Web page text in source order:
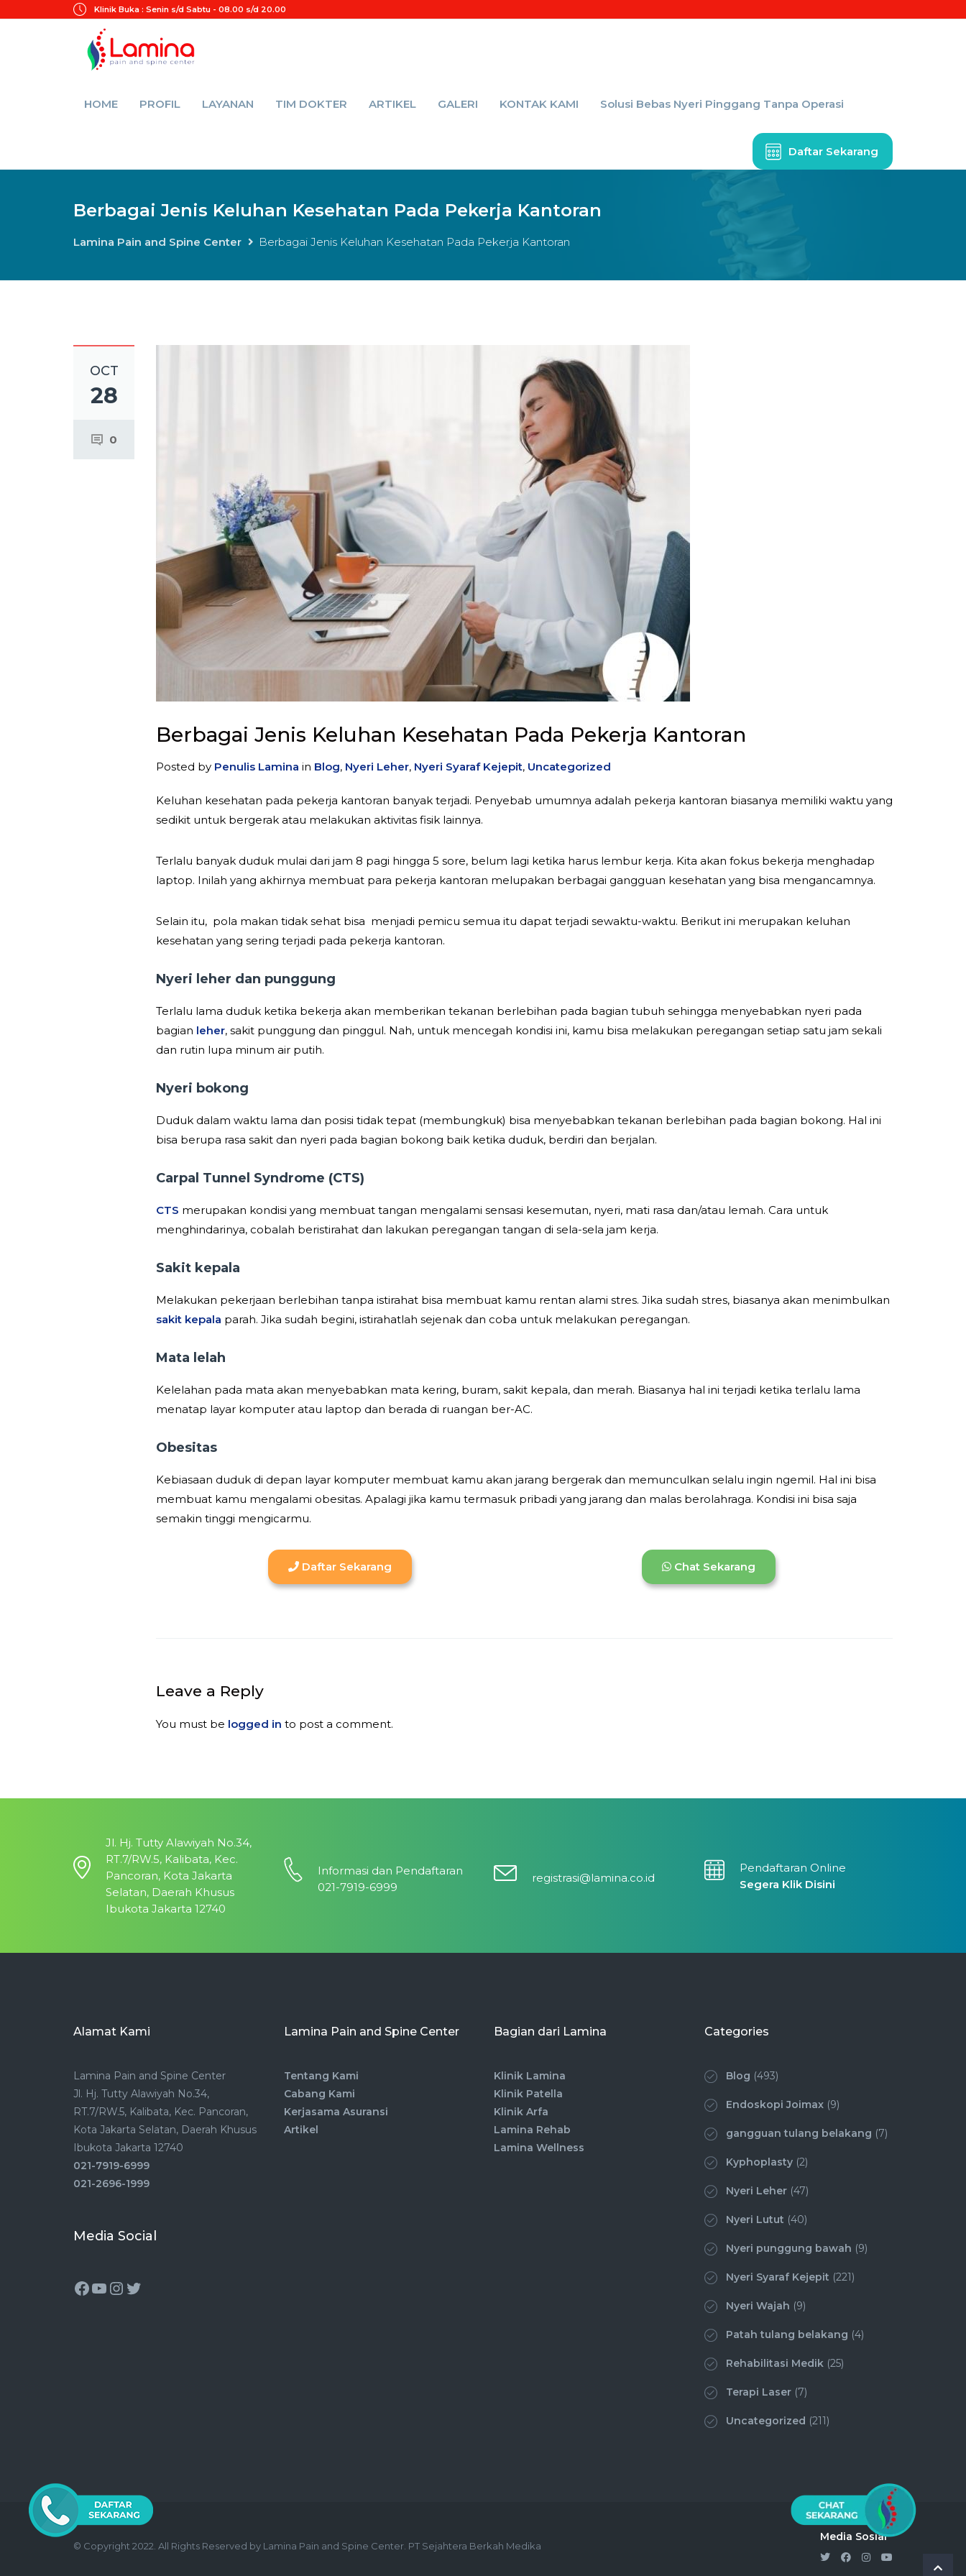
Klinik Buka : Senin s/d Sabtu - 08.00 s/d 20.00
HOME PROFIL LAYANAN TIM DOKTER ARTIKEL GALERI KONTAK KAMI Solusi Bebas Nyeri Pinggang Tanpa Operasi
Daftar Sekarang
Berbagai Jenis Keluhan Kesehatan Pada Pekerja Kantoran
Lamina Pain and Spine Center Berbagai Jenis Keluhan Kesehatan Pada Pekerja Kantoran
OCT
28
0
Berbagai Jenis Keluhan Kesehatan Pada Pekerja Kantoran
Posted by Penulis Lamina in Blog, Nyeri Leher, Nyeri Syaraf Kejepit, Uncategorized
Keluhan kesehatan pada pekerja kantoran banyak terjadi. Penyebab umumnya adalah pekerja kantoran biasanya memiliki waktu yang
sedikit untuk bergerak atau melakukan aktivitas fisik lainnya.
Terlalu banyak duduk mulai dari jam 8 pagi hingga 5 sore, belum lagi ketika harus lembur kerja. Kita akan fokus bekerja menghadap
laptop. Inilah yang akhirnya membuat para pekerja kantoran melupakan berbagai gangguan kesehatan yang bisa mengancamnya.
Selain itu, pola makan tidak sehat bisa menjadi pemicu semua itu dapat terjadi sewaktu-waktu. Berikut ini merupakan keluhan
kesehatan yang sering terjadi pada pekerja kantoran.
Nyeri leher dan punggung
Terlalu lama duduk ketika bekerja akan memberikan tekanan berlebihan pada bagian tubuh sehingga menyebabkan nyeri pada
bagian leher, sakit punggung dan pinggul. Nah, untuk mencegah kondisi ini, kamu bisa melakukan peregangan setiap satu jam sekali
dan rutin lupa minum air putih.
Nyeri bokong
Duduk dalam waktu lama dan posisi tidak tepat (membungkuk) bisa menyebabkan tekanan berlebihan pada bagian bokong. Hal ini
bisa berupa rasa sakit dan nyeri pada bagian bokong baik ketika duduk, berdiri dan berjalan.
Carpal Tunnel Syndrome (CTS)
CTS merupakan kondisi yang membuat tangan mengalami sensasi kesemutan, nyeri, mati rasa dan/atau lemah. Cara untuk
menghindarinya, cobalah beristirahat dan lakukan peregangan tangan di sela-sela jam kerja.
Sakit kepala
Melakukan pekerjaan berlebihan tanpa istirahat bisa membuat kamu rentan alami stres. Jika sudah stres, biasanya akan menimbulkan
sakit kepala parah. Jika sudah begini, istirahatlah sejenak dan coba untuk melakukan peregangan.
Mata lelah
Kelelahan pada mata akan menyebabkan mata kering, buram, sakit kepala, dan merah. Biasanya hal ini terjadi ketika terlalu lama
menatap layar komputer atau laptop dan berada di ruangan ber-AC.
Obesitas
Kebiasaan duduk di depan layar komputer membuat kamu akan jarang bergerak dan memunculkan selalu ingin ngemil. Hal ini bisa
membuat kamu mengalami obesitas. Apalagi jika kamu termasuk pribadi yang jarang dan malas berolahraga. Kondisi ini bisa saja
semakin tinggi mengicarmu.
Daftar Sekarang Chat Sekarang
Leave a Reply
You must be logged in to post a comment.
Jl. Hj. Tutty Alawiyah No.34,
RT.7/RW.5, Kalibata, Kec.
Pancoran, Kota Jakarta
Selatan, Daerah Khusus
Ibukota Jakarta 12740
Informasi dan Pendaftaran
021-7919-6999
registrasi@lamina.co.id
Pendaftaran Online
Segera Klik Disini
Alamat Kami
Lamina Pain and Spine Center
Jl. Hj. Tutty Alawiyah No.34,
RT.7/RW.5, Kalibata, Kec. Pancoran,
Kota Jakarta Selatan, Daerah Khusus
Ibukota Jakarta 12740
021-7919-6999
021-2696-1999
Media Social
Lamina Pain and Spine Center
Tentang Kami
Cabang Kami
Kerjasama Asuransi
Artikel
Bagian dari Lamina
Klinik Lamina
Klinik Patella
Klinik Arfa
Lamina Rehab
Lamina Wellness
Categories
Blog (493)
Endoskopi Joimax(9)
gangguan tulang belakang (7)
Kyphoplasty(2)
Nyeri Leher(47)
Nyeri Lutut (40)
Nyeri punggung bawah (9)
Nyeri Syaraf Kejepit (221)
Nyeri Wajah (9)
Patah tulang belakang (4)
Rehabilitasi Medik(25)
Terapi Laser(7)
Uncategorized (211)
© Copyright 2022. All Rights Reserved by Lamina Pain and Spine Center. PT Sejahtera Berkah Medika
Media Sosial